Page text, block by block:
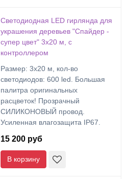
Светодиодная LED гирлянда для
украшения деревьев "Спайдер -
супер цвет" 3х20 м, с
контроллером
Размер: 3х20 м, кол-во
светодиодов: 600 led. Большая
палитра оригинальных
расцветок! Прозрачный
СИЛИКОНОВЫЙ провод.
Усиленная влагозащита IP67.
15 200 руб
В корзину